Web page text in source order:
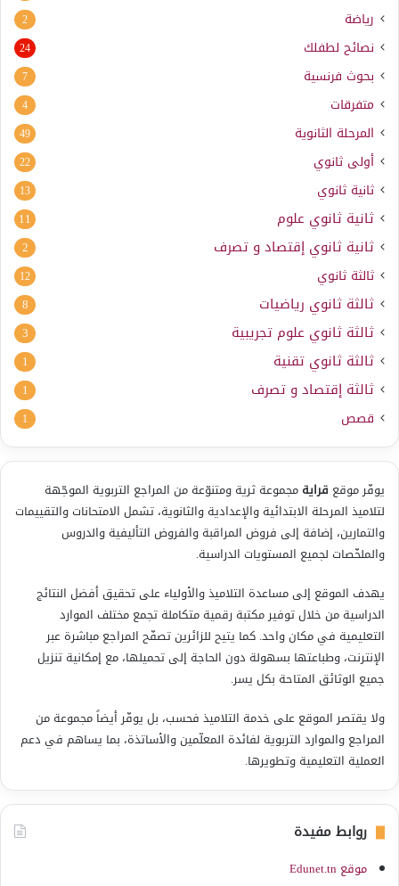
رياضة 2
نصائح لطفلك 24
بحوث فرنسية 7
متفرقات 4
المرحلة الثانوية 49
أولى ثانوي 22
ثانية ثانوي 13
ثانية ثانوي علوم 11
ثانية ثانوي إقتصاد و تصرف 2
ثالثة ثانوي 12
ثالثة ثانوي رياضيات 8
ثالثة ثانوي علوم تجريبية 3
ثالثة ثانوي تقنية 1
ثالثة إقتصاد و تصرف 1
قصص 1
يوفّر موقع قرايةمجموعة ثرية ومتنوّعة من المراجع التربوية الموجّهة
لتلاميذ المرحلة الابتدائية والإعدادية والثانوية، تشمل الامتحانات والتقييمات
والتمارين، إضافة إلى فروض المراقبة والفروض التأليفية والدروس
والملخّصات لجميع المستويات الدراسية.
يهدف الموقع إلى مساعدة التلاميذ والأولياء على تحقيق أفضل النتائج
الدراسية من خلال توفير مكتبة رقمية متكاملة تجمع مختلف الموارد
التعليمية في مكان واحد. كما يتيح للزائرين تصفّح المراجع مباشرة عبر
الإنترنت، وطباعتها بسهولة دون الحاجة إلى تحميلها، مع إمكانية تنزيل
جميع الوثائق المتاحة بكل يسر.
ولا يقتصر الموقع على خدمة التلاميذ فحسب، بل يوفّر أيضاً مجموعة من
المراجع والموارد التربوية لفائدة المعلّمين والأساتذة، بما يساهم في دعم
العملية التعليمية وتطويرها.
روابط مفيدة
موقع Edunet.tn